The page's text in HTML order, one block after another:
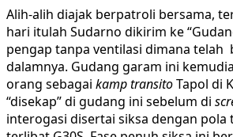
Alih-alih diajak berpatroli bersama,
hari itulah Sudarno dikirim ke
pengap tanpa ventilasi dimana telah
dalamnya. Gudang garam ini
orang sebagai kamptransitoTapol di
“disekap” di gudang ini sebelum di
interogasi disertai siksa dengan pola